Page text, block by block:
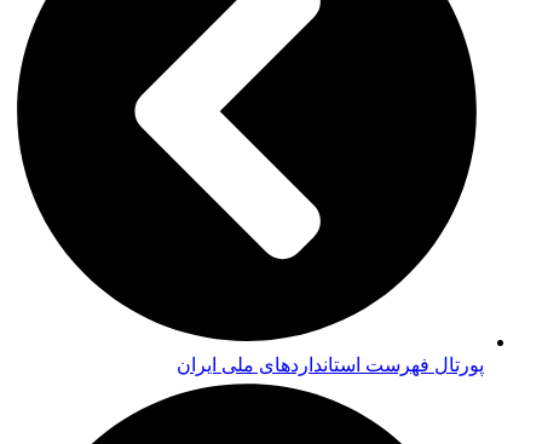
پورتال فهرست استانداردهای ملی ایران